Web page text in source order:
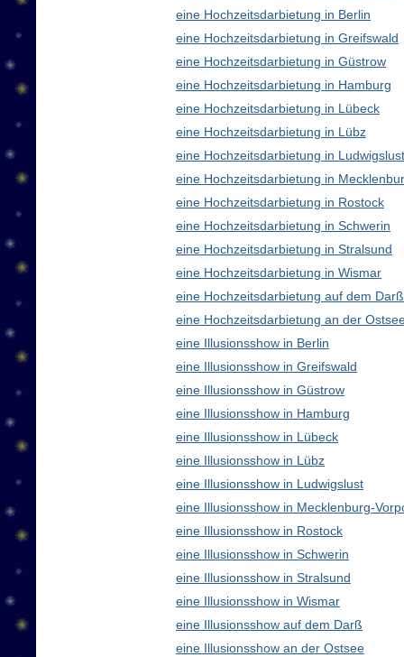
eine Hochzeitsdarbietung in Berlin
eine Hochzeitsdarbietung in Greifswald
eine Hochzeitsdarbietung in Güstrow
eine Hochzeitsdarbietung in Hamburg
eine Hochzeitsdarbietung in Lübeck
eine Hochzeitsdarbietung in Lübz
eine Hochzeitsdarbietung in Ludwigslust
eine Hochzeitsdarbietung in
eine Hochzeitsdarbietung in Rostock
eine Hochzeitsdarbietung in Schwerin
eine Hochzeitsdarbietung in Stralsund
eine Hochzeitsdarbietung in Wismar
eine Hochzeitsdarbietung auf dem Darß
eine Hochzeitsdarbietung an der
eine Illusionsshow in Berlin
eine Illusionsshow in Greifswald
eine Illusionsshow in Güstrow
eine Illusionsshow in Hamburg
eine Illusionsshow in Lübeck
eine Illusionsshow in Lübz
eine Illusionsshow in Ludwigslust
eine Illusionsshow in Mecklenburg-
eine Illusionsshow in Rostock
eine Illusionsshow in Schwerin
eine Illusionsshow in Stralsund
eine Illusionsshow in Wismar
eine Illusionsshow auf dem Darß
eine Illusionsshow an der Ostsee